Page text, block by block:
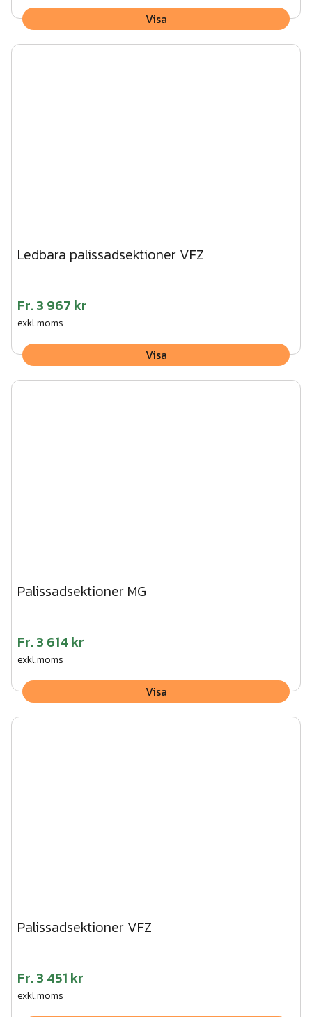
Visa
Ledbara palissadsektioner VFZ
Fr.3 967 kr
exkl.moms
Visa
Palissadsektioner MG
Fr.3 614 kr
exkl.moms
Visa
Palissadsektioner VFZ
Fr.3 451 kr
exkl.moms